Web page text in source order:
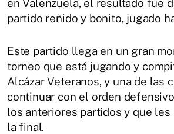
en Valenzuela, el resultado fue
partido reñido y bonito, jugado
Este partido llega en un gran
torneo que está jugando y
Alcázar Veteranos, y una de las
continuar con el orden
los anteriores partidos y que les
la final.